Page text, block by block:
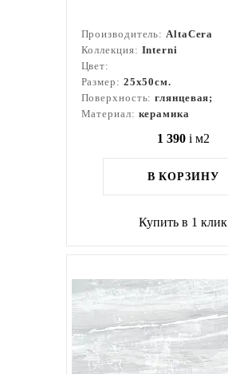
Производитель:AltaCera
Коллекция: Interni
Цвет:
Размер: 25x50см.
Поверхность:глянцевая;
Материал: керамика
1 390 i м2
В КОРЗИНУ
Купить в 1 клик